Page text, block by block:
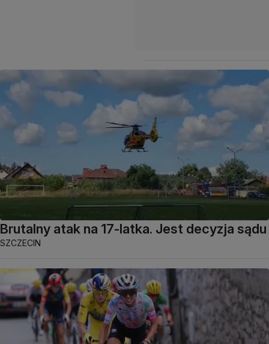
Brutalny atak na 17-latka. Jest decyzja sądu
SZCZECIN